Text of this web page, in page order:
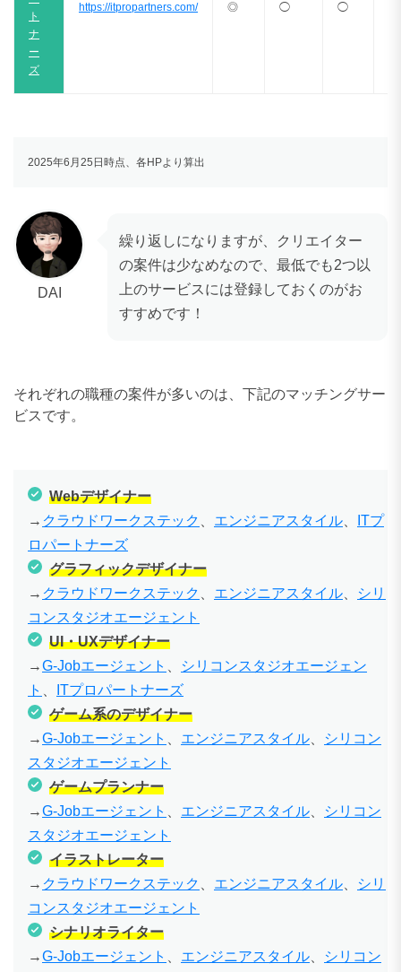
ト
ナ
ー
ズ
https://itpropartners.com/ ◎ ◯ ◯
2025年6月25日時点、各HPより算出
DAI
繰り返しになりますが、クリエイター
の案件は少なめなので、最低でも2つ以
上のサービスには登録しておくのがお
すすめです！
それぞれの職種の案件が多いのは、下記のマッチングサー
ビスです。
Webデザイナー
→ クラウドワークステック エンジニアスタイル
ITプ
ロパートナーズ
グラフィックデザイナー
→ クラウドワークステック エンジニアスタイル
シリ
コンスタジオエージェント
UI・UXデザイナー
→G-Jobエージェント
シリコンスタジオエージェン
ト
ITプロパートナーズ
ゲーム系のデザイナー
→G-Jobエージェント エンジニアスタイル
シリコン
スタジオエージェント
ゲームプランナー
→G-Jobエージェント エンジニアスタイル
シリコン
スタジオエージェント
イラストレーター
→ クラウドワークステック エンジニアスタイル
シリ
コンスタジオエージェント
シナリオライター
→G-Jobエージェント エンジニアスタイル
シリコン